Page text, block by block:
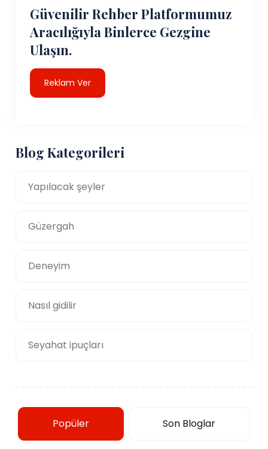
Güvenilir Rehber Platformumuz
Aracılığıyla Binlerce Gezgine
Ulaşın.
Reklam Ver
Blog Kategorileri
Yapılacak şeyler
Güzergah
Deneyim
Nasıl gidilir
Seyahat ipuçları
Popüler Son Bloglar